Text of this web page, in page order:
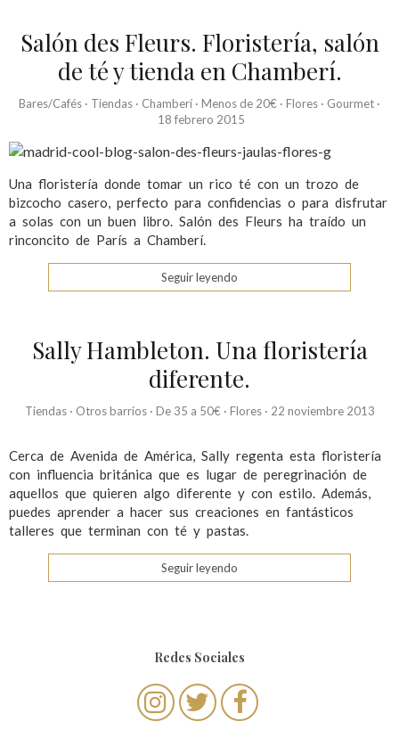
Salón des Fleurs. Floristería, salón
de té y tienda en Chamberí.
Bares/Cafés · Tiendas · Chamberí · Menos de 20€ · Flores · Gourmet ·
18 febrero 2015
Una floristería donde tomar un rico té con un trozo de
bizcocho casero, perfecto para confidencias o para disfrutar
a solas con un buen libro. Salón des Fleurs ha traído un
rinconcito de París a Chamberí.
Seguir leyendo
Sally Hambleton. Una floristería
diferente.
Tiendas· Otros barrios· De 35 a 50€ · Flores· 22 noviembre 2013
Cerca de Avenida de América, Sally regenta esta floristería
con influencia británica que es lugar de peregrinación de
aquellos que quieren algo diferente y con estilo. Además,
puedes aprender a hacer sus creaciones en fantásticos
talleres que terminan con té y pastas.
Seguir leyendo
Redes Sociales